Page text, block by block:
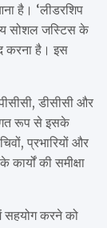
है। ‘लीडरशिप
सोशल जस्टिस के
करना है। इस
डीसीसी और
रूप से इसके
प्रभारियों और
की समीक्षा
सहयोग करने को